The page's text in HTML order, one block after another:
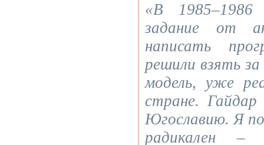
«В 1985–1986
задание от
написать
решили взять за
модель, уже
стране. Гайдар
Югославию. Я
радикален –